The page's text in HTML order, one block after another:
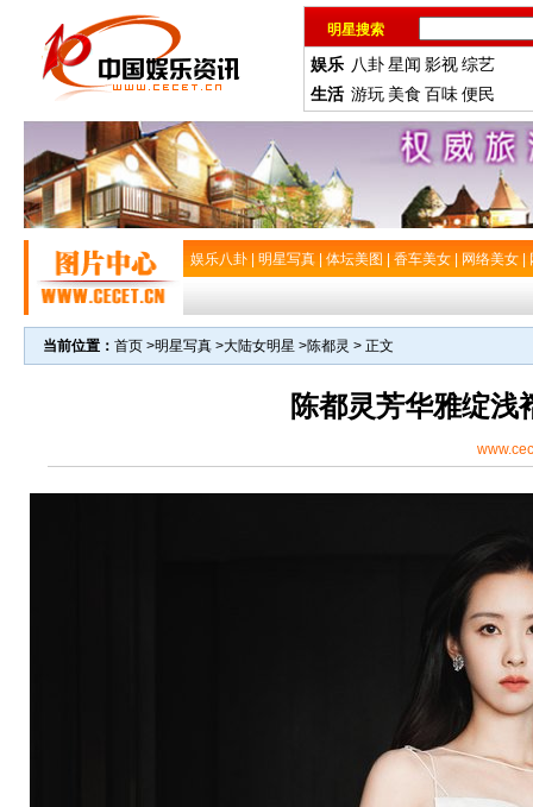
明星搜索
娱乐 八卦星闻 影视综艺
生活 游玩 美食 百味便民
娱乐八卦 明星写真 体坛美图 香车美女 网络美女
当前位置： 首页 >明星写真 >大陆女明星 >陈都灵 > 正文
陈都灵芳华雅绽浅